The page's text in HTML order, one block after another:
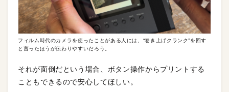
フィルム時代のカメラを使ったことがある人には、“巻き上げクランク”を回す
と言ったほうが伝わりやすいだろう。
それが面倒だという場合、ボタン操作からプリントする
こともできるので安心してほしい。